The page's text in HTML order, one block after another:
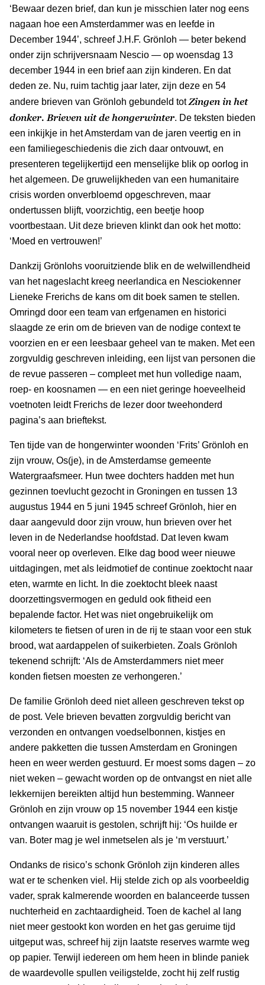
‘Bewaar dezen brief, dan kun je misschien later nog eens
nagaan hoe een Amsterdammer was en leefde in
December 1944’, schreef J.H.F. Grönloh — beter bekend
onder zijn schrijversnaam Nescio — op woensdag 13
december 1944 in een brief aan zijn kinderen. En dat
deden ze. Nu, ruim tachtig jaar later, zijn deze en 54
andere brieven van Grönloh gebundeld tot Zingen in het
donker. Brieven uit de hongerwinter. De teksten bieden
een inkijkje in het Amsterdam van de jaren veertig en in
een familiegeschiedenis die zich daar ontvouwt, en
presenteren tegelijkertijd een menselijke blik op oorlog in
het algemeen. De gruwelijkheden van een humanitaire
crisis worden onverbloemd opgeschreven, maar
ondertussen blijft, voorzichtig, een beetje hoop
voortbestaan. Uit deze brieven klinkt dan ook het motto:
‘Moed en vertrouwen!’
Dankzij Grönlohs vooruitziende blik en de welwillendheid
van het nageslacht kreeg neerlandica en Nesciokenner
Lieneke Frerichs de kans om dit boek samen te stellen.
Omringd door een team van erfgenamen en historici
slaagde ze erin om de brieven van de nodige context te
voorzien en er een leesbaar geheel van te maken. Met een
zorgvuldig geschreven inleiding, een lijst van personen die
de revue passeren – compleet met hun volledige naam,
roep- en koosnamen — en een niet geringe hoeveelheid
voetnoten leidt Frerichs de lezer door tweehonderd
pagina’s aan brieftekst.
Ten tijde van de hongerwinter woonden ‘Frits’ Grönloh en
zijn vrouw, Os(je), in de Amsterdamse gemeente
Watergraafsmeer. Hun twee dochters hadden met hun
gezinnen toevlucht gezocht in Groningen en tussen 13
augustus 1944 en 5 juni 1945 schreef Grönloh, hier en
daar aangevuld door zijn vrouw, hun brieven over het
leven in de Nederlandse hoofdstad. Dat leven kwam
vooral neer op overleven. Elke dag bood weer nieuwe
uitdagingen, met als leidmotief de continue zoektocht naar
eten, warmte en licht. In die zoektocht bleek naast
doorzettingsvermogen en geduld ook fitheid een
bepalende factor. Het was niet ongebruikelijk om
kilometers te fietsen of uren in de rij te staan voor een stuk
brood, wat aardappelen of suikerbieten. Zoals Grönloh
tekenend schrijft: ‘Als de Amsterdammers niet meer
konden fietsen moesten ze verhongeren.’
De familie Grönloh deed niet alleen geschreven tekst op
de post. Vele brieven bevatten zorgvuldig bericht van
verzonden en ontvangen voedselbonnen, kistjes en
andere pakketten die tussen Amsterdam en Groningen
heen en weer werden gestuurd. Er moest soms dagen – zo
niet weken – gewacht worden op de ontvangst en niet alle
lekkernijen bereikten altijd hun bestemming. Wanneer
Grönloh en zijn vrouw op 15 november 1944 een kistje
ontvangen waaruit is gestolen, schrijft hij: ‘Os huilde er
van. Boter mag je wel inmetselen als je ‘m verstuurt.’
Ondanks de risico’s schonk Grönloh zijn kinderen alles
wat er te schenken viel. Hij stelde zich op als voorbeeldig
vader, sprak kalmerende woorden en balanceerde tussen
nuchterheid en zachtaardigheid. Toen de kachel al lang
niet meer gestookt kon worden en het gas geruime tijd
uitgeput was, schreef hij zijn laatste reserves warmte weg
op papier. Terwijl iedereen om hem heen in blinde paniek
de waardevolle spullen veiligstelde, zocht hij zelf rustig